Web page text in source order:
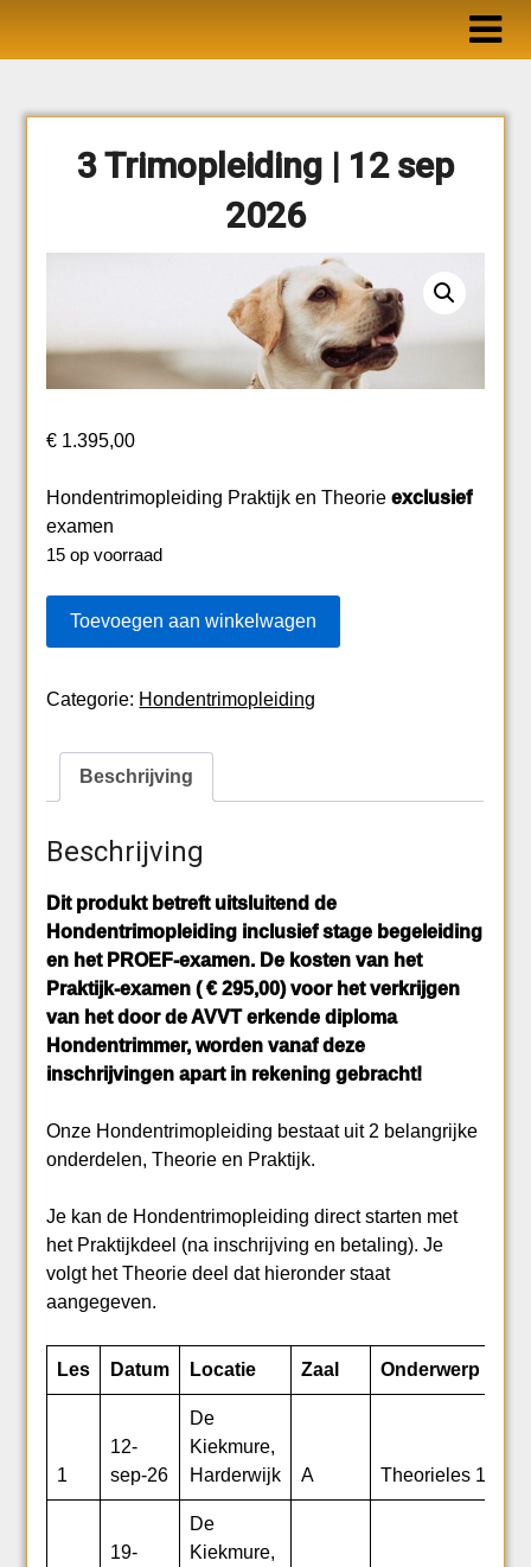
3 Trimopleiding | 12 sep
2026
€ 1.395,00
Hondentrimopleiding Praktijk en Theorieexclusief
examen
15 op voorraad
TRIMOPLEIDING
12
2026
AANTAL
Toevoegen aan winkelwagen
Categorie: Hondentrimopleiding
Beschrijving
Beschrijving
Dit produkt betreft uitsluitend de
Hondentrimopleiding inclusief stage begeleiding
en het PROEF-examen. De kosten van het
Praktijk-examen ( € 295,00) voor het verkrijgen
van het door de AVVT erkende diploma
Hondentrimmer, worden vanaf deze
inschrijvingen apart in rekening gebracht!
Onze Hondentrimopleiding bestaat uit 2 belangrijke
onderdelen, Theorie en Praktijk.
Je kan de Hondentrimopleiding direct starten met
het Praktijkdeel (na inschrijving en betaling). Je
volgt het Theorie deel dat hieronder staat
aangegeven.
Les Datum Locatie Zaal Onderwerp
1
12-
sep-26
De
Kiekmure,
Harderwijk
A Theorieles 1
19-
De
Kiekmure,